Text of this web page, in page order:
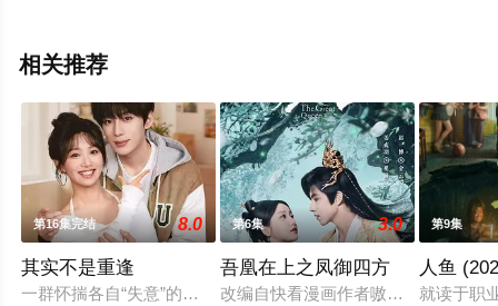
相关推荐
第16集完结 8.0
其实不是重逢
一群怀揣各自“失意”的年轻人，在沿海小城南安相遇相知，他
第6集 3.0
吾凰在上之凤御四方
改编自快看漫画作者嗷小泽的独家连
第9集
人鱼
就读于职